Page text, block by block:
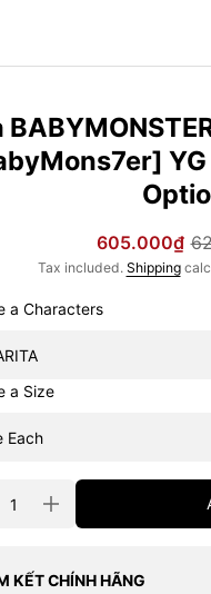
Sale
price
605.000₫
Regular
price
Tax included. Shipping
Choose a Characters
Choose a Size
Increase
quantity
BABYMONSTER
KẾT CHÍNH HÃNG